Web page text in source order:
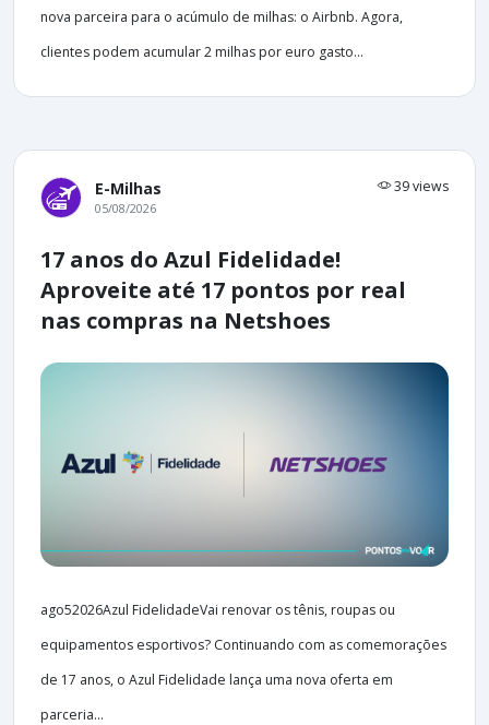
nova parceira para o acúmulo de milhas: o Airbnb. Agora,
clientes podem acumular 2 milhas por euro gasto...
E-Milhas 39 views
05/08/2026
17 anos do Azul Fidelidade!
Aproveite até 17 pontos por real
nas compras na Netshoes
ago52026Azul FidelidadeVai renovar os tênis, roupas ou
equipamentos esportivos? Continuando com as comemorações
de 17 anos, o Azul Fidelidade lança uma nova oferta em
parceria...